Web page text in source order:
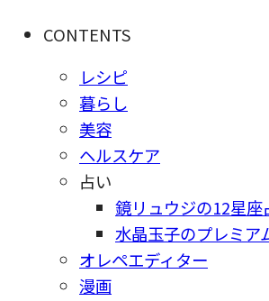
CONTENTS
レシピ
暮らし
美容
ヘルスケア
占い
鏡リュウジの12星座
水晶玉子のプレミア
オレペエディター
漫画